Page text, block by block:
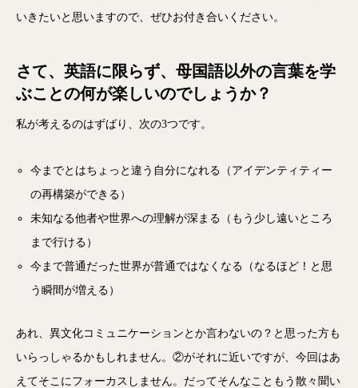
いきたいと思いますので、ぜひお付き合いください。
さて、英語に限らず、母国語以外の言葉を学
ぶことの何が楽しいのでしょうか？
私が考えるのはずばり、次の3つです。
今までとはちょっと違う自分になれる（アイデンティティー
の再構築ができる）
未知なる他者や世界への理解が深まる（もう少し遠いところ
まで行ける）
今まで普通だった世界が普通ではなくなる（なるほど！と思
う瞬間が増える）
あれ、異文化コミュニケーションとか言わないの？と思った方も
いらっしゃるかもしれません。②がそれに近いですが、今回はあ
えてそこにフォーカスしません。だってそんなこともう散々聞い